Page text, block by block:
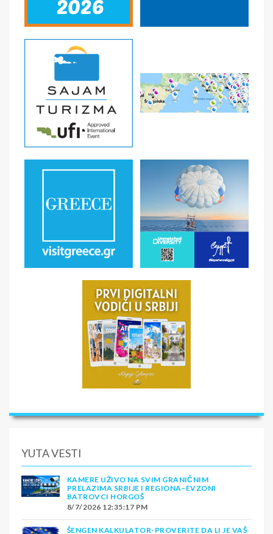
YUTA VESTI
KAMERE UŽIVO NA SVIM GRANIČNIM
PRELAZIMA SRBIJE I REGIONA–EVZONI
BATROVCI HORGOŠ
8/7/2026 12:35:17 PM
ŠENGEN KALKULATOR-PROVERITE DA LI JE VAŠ